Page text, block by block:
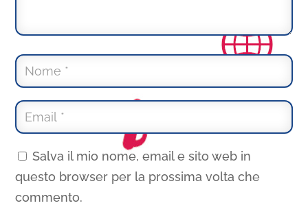
Salva il mio nome, email e sito web in
questo browser per la prossima volta che
commento.